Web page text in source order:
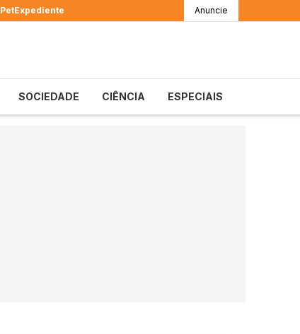
PetExpediente Anuncie
SOCIEDADE CIÊNCIA ESPECIAIS